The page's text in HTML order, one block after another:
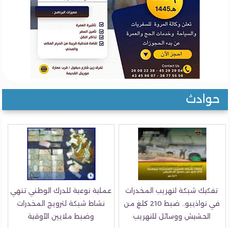
حوادث
تفكيك شبكة لتهريب المخدرات
في نواذيبو.. ضبط 210 كلغ من
الحشيش ووسائل للتهريب
عملية نوعية للدرك الوطني تنهي
نشاط شبكة لترويج المخدرات
وضبط ملايين الأوقية